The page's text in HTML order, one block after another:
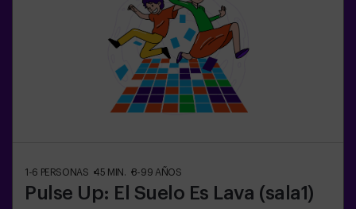
1-6 PERSONAS 45 MIN. 8-99 AÑOS
Pulse Up: El Suelo Es Lava (sala1)